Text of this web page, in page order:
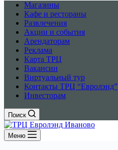
Магазины
Кафе и рестораны
Развлечения
Акции и события
Арендаторам
Реклама
Карта ТРЦ
Вакансии
Виртуальный тур
Контакты ТРЦ “Евролэнд”
Инвесторам
Поиск
Меню